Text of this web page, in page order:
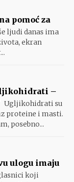
pomoć za
ljudi danas ima
ekran
–
Ugljikohidrati su
proteine i masti.
posebno...
ulogu imaju
koji